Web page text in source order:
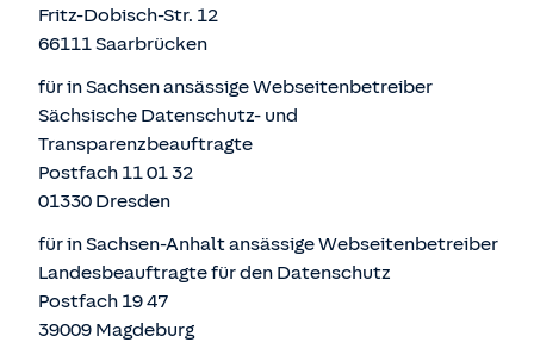
Fritz-Dobisch-Str. 12
66111 Saarbrücken
für in Sachsen ansässige Webseitenbetreiber
Sächsische Datenschutz- und
Transparenzbeauftragte
Postfach 11 01 32
01330 Dresden
für in Sachsen-Anhalt ansässige Webseitenbetreiber
Landesbeauftragte für den Datenschutz
Postfach 19 47
39009 Magdeburg